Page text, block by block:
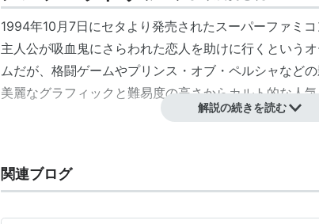
1994年10月7日にセタより発売されたスーパーファミコ
主人公が吸血鬼にさらわれた恋人を助けに行くという
ムだが、格闘ゲームやプリンス・オブ・ペルシャなどの
美麗なグラフィックと難易度の高さからカルト的な人気
Nosferatu: Phantom der Nacht
Nosferatu the Vampyre (英題)
解説の続きを読む
関連ブログ